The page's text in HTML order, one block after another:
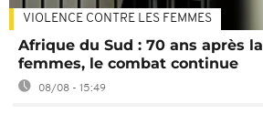
VIOLENCE CONTRE LES FEMMES
Afrique du Sud : 70 ans après
femmes, le combat continue
08/08 - 15:49